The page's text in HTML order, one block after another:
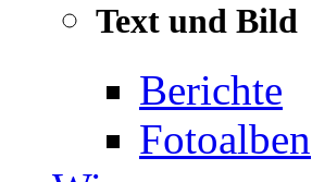
Text und Bild
Berichte
Fotoalben